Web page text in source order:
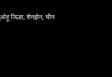
जिल्हा, शेनझेन, चीन